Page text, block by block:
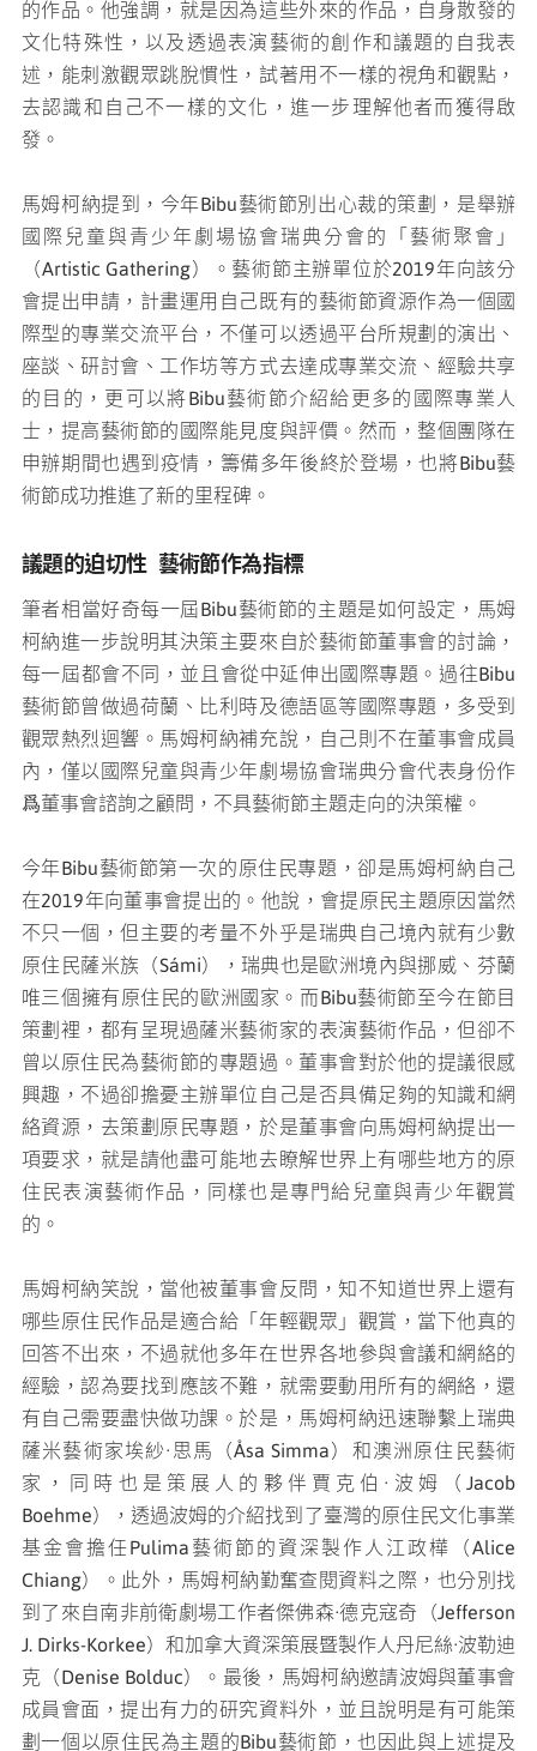
的作品。他強調，就是因為這些外來的作品，自身散發的
文化特殊性，以及透過表演藝術的創作和議題的自我表
述，能刺激觀眾跳脫慣性，試著用不一樣的視角和觀點，
去認識和自己不一樣的文化，進一步理解他者而獲得啟
發。
馬姆柯納提到，今年Bibu藝術節別出心裁的策劃，是舉辦
國際兒童與青少年劇場協會瑞典分會的「藝術聚會」
（Artistic Gathering）。藝術節主辦單位於2019年向該分
會提出申請，計畫運用自己既有的藝術節資源作為一個國
際型的專業交流平台，不僅可以透過平台所規劃的演出、
座談、研討會、工作坊等方式去達成專業交流、經驗共享
的目的，更可以將Bibu藝術節介紹給更多的國際專業人
士，提高藝術節的國際能見度與評價。然而，整個團隊在
申辦期間也遇到疫情，籌備多年後終於登場，也將Bibu藝
術節成功推進了新的里程碑。
議題的迫切性 藝術節作為指標
筆者相當好奇每一屆Bibu藝術節的主題是如何設定，馬姆
柯納進一步說明其決策主要來自於藝術節董事會的討論，
每一屆都會不同，並且會從中延伸出國際專題。過往Bibu
藝術節曾做過荷蘭、比利時及德語區等國際專題，多受到
觀眾熱烈迴響。馬姆柯納補充說，自己則不在董事會成員
內，僅以國際兒童與青少年劇場協會瑞典分會代表身份作
爲董事會諮詢之顧問，不具藝術節主題走向的決策權。
今年Bibu藝術節第一次的原住民專題，卻是馬姆柯納自己
在2019年向董事會提出的。他說，會提原民主題原因當然
不只一個，但主要的考量不外乎是瑞典自己境內就有少數
原住民薩米族（Sámi），瑞典也是歐洲境內與挪威、芬蘭
唯三個擁有原住民的歐洲國家。而Bibu藝術節至今在節目
策劃裡，都有呈現過薩米藝術家的表演藝術作品，但卻不
曾以原住民為藝術節的專題過。董事會對於他的提議很感
興趣，不過卻擔憂主辦單位自己是否具備足夠的知識和網
絡資源，去策劃原民專題，於是董事會向馬姆柯納提出一
項要求，就是請他盡可能地去瞭解世界上有哪些地方的原
住民表演藝術作品，同樣也是專門給兒童與青少年觀賞
的。
馬姆柯納笑說，當他被董事會反問，知不知道世界上還有
哪些原住民作品是適合給「年輕觀眾」觀賞，當下他真的
回答不出來，不過就他多年在世界各地參與會議和網絡的
經驗，認為要找到應該不難，就需要動用所有的網絡，還
有自己需要盡快做功課。於是，馬姆柯納迅速聯繫上瑞典
薩米藝術家埃紗·思馬（Åsa Simma）和澳洲原住民藝術
家，同時也是策展人的夥伴賈克伯·波姆（Jacob
Boehme），透過波姆的介紹找到了臺灣的原住民文化事業
基金會擔任Pulima藝術節的資深製作人江政樺（Alice
Chiang）。此外，馬姆柯納勤奮查閱資料之際，也分別找
到了來自南非前衛劇場工作者傑佛森·德克寇奇（Jefferson
J. Dirks-Korkee）和加拿大資深策展暨製作人丹尼絲·波勒迪
克（Denise Bolduc）。最後，馬姆柯納邀請波姆與董事會
成員會面，提出有力的研究資料外，並且說明是有可能策
劃一個以原住民為主題的Bibu藝術節，也因此與上述提及